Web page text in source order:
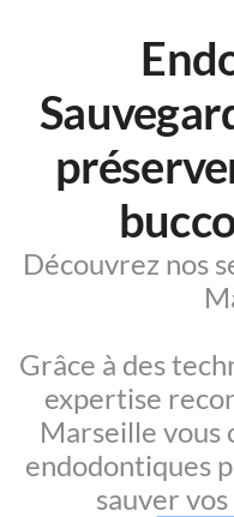
Découvrez nos
Grâce à des
expertise
Marseille
endodontiques
sauver